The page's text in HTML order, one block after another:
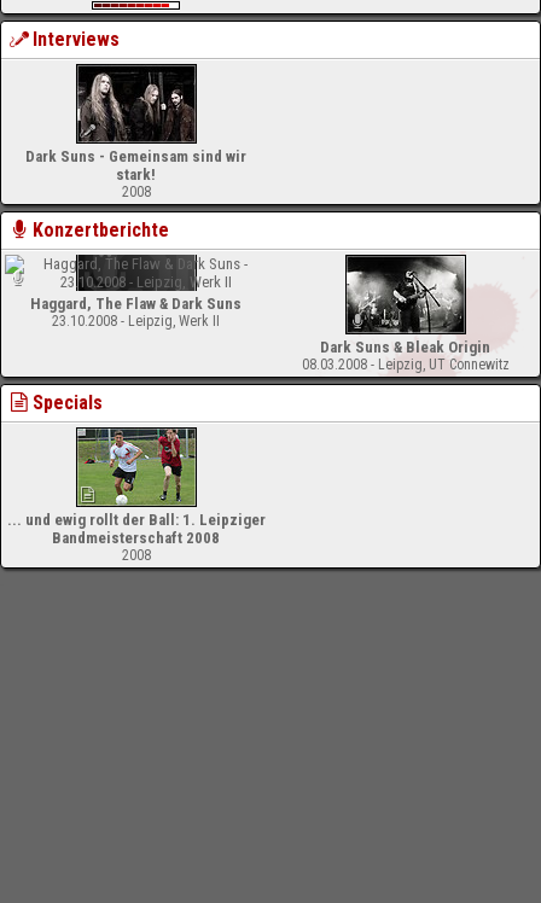
Interviews
Dark Suns - Gemeinsam sind wir
stark!
2008
Konzertberichte
Haggard, The Flaw & Dark Suns
23.10.2008 - Leipzig, Werk II
Dark Suns & Bleak Origin
08.03.2008 - Leipzig, UT Connewitz
Specials
... und ewig rollt der Ball: 1. Leipziger
Bandmeisterschaft 2008
2008